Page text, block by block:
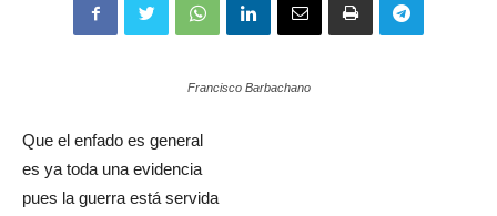
Francisco Barbachano
Que el enfado es general
es ya toda una evidencia
pues la guerra está servida